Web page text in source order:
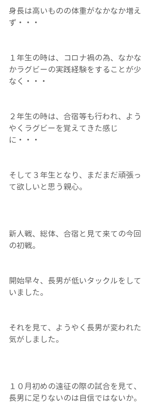
身長は高いものの体重がなかなか増え
ず・・・
１年生の時は、コロナ禍の為、なかな
かラグビーの実践経験をすることが少
なく・・・
２年生の時は、合宿等も行われ、よう
やくラグビーを覚えてきた感じ
に・・・
そして３年生となり、まだまだ頑張っ
て欲しいと思う親心。
新人戦、総体、合宿と見て来ての今回
の初戦。
開始早々、長男が低いタックルをして
いました。
それを見て、ようやく長男が変われた
気がしました。
１０月初めの遠征の際の試合を見て、
長男に足りないのは自信ではないか。